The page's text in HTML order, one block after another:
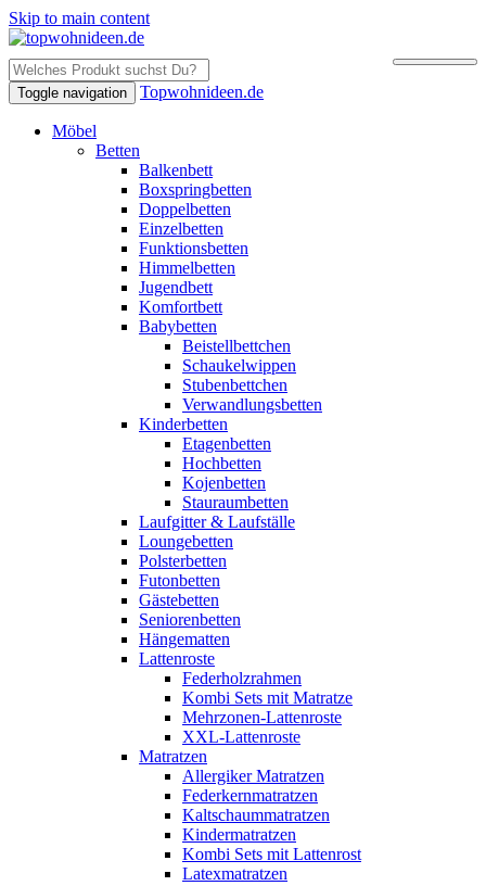
Skip to main content
Toggle navigation Topwohnideen.de
Möbel
Betten
Balkenbett
Boxspringbetten
Doppelbetten
Einzelbetten
Funktionsbetten
Himmelbetten
Jugendbett
Komfortbett
Babybetten
Beistellbettchen
Schaukelwippen
Stubenbettchen
Verwandlungsbetten
Kinderbetten
Etagenbetten
Hochbetten
Kojenbetten
Stauraumbetten
Laufgitter & Laufställe
Loungebetten
Polsterbetten
Futonbetten
Gästebetten
Seniorenbetten
Hängematten
Lattenroste
Federholzrahmen
Kombi Sets mit Matratze
Mehrzonen-Lattenroste
XXL-Lattenroste
Matratzen
Allergiker Matratzen
Federkernmatratzen
Kaltschaummatratzen
Kindermatratzen
Kombi Sets mit Lattenrost
Latexmatratzen